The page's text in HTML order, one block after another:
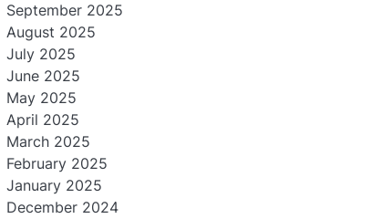
September 2025
August 2025
July 2025
June 2025
May 2025
April 2025
March 2025
February 2025
January 2025
December 2024